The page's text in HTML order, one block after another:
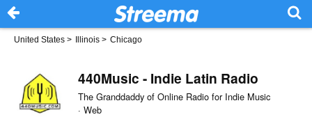
United States > Illinois > Chicago
440Music - Indie Latin Radio
The Granddaddy of Online Radio for Indie Music
· Web